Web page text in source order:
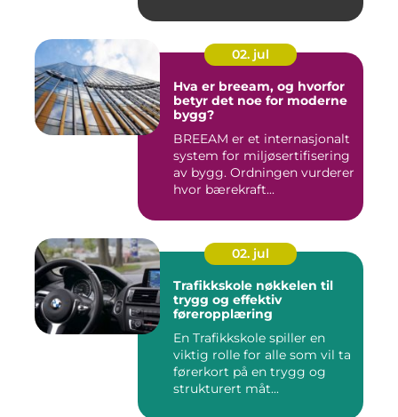
02. jul
Hva er breeam, og hvorfor
betyr det noe for moderne
bygg?
BREEAM er et internasjonalt
system for miljøsertifisering
av bygg. Ordningen vurderer
hvor bærekraft...
02. jul
Trafikkskole nøkkelen til
trygg og effektiv
føreropplæring
En Trafikkskole spiller en
viktig rolle for alle som vil ta
førerkort på en trygg og
strukturert måt...